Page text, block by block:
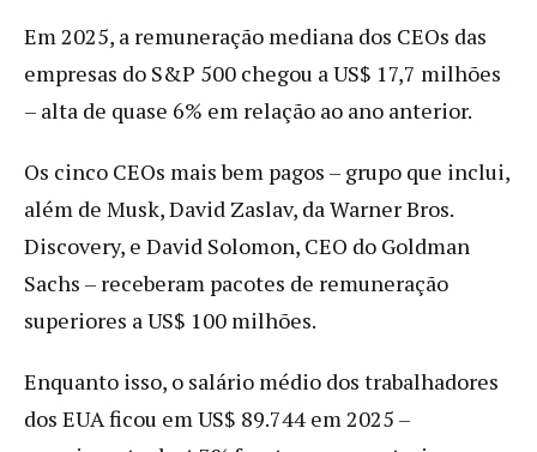
Em 2025, a remuneração mediana dos CEOs das
empresas do S&P 500 chegou a US$ 17,7 milhões
– alta de quase 6% em relação ao ano anterior.
Os cinco CEOs mais bem pagos – grupo que inclui,
além de Musk, David Zaslav, da Warner Bros.
Discovery, e David Solomon, CEO do Goldman
Sachs – receberam pacotes de remuneração
superiores a US$ 100 milhões.
Enquanto isso, o salário médio dos trabalhadores
dos EUA ficou em US$ 89.744 em 2025 –